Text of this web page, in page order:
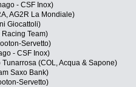
- CSF Inox)
AG2R La Mondiale)
Giocattoli)
Racing Team)
Servetto)
- CSF Inox)
(COL, Acqua & Sapone)
Saxo Bank)
Servetto)